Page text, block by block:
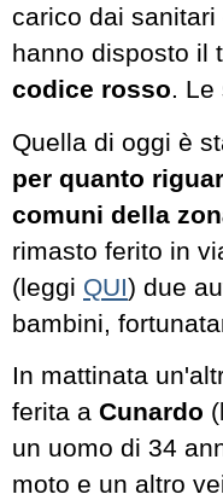
carico dai
hanno disposto il
codice rosso. Le
Quella di oggi è
per quanto
comuni della
rimasto ferito in
(leggi QUI) due
bambini,
In mattinata
ferita a Cunardo
un uomo di 34
moto e un altro